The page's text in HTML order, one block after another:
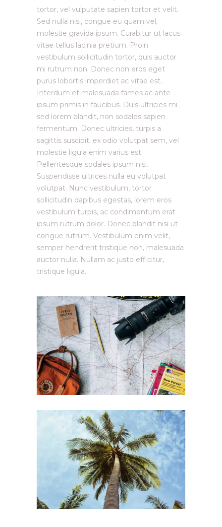
tortor, vel vulputate sapien tortor et velit.
Sed nulla nisi, congue eu quam vel,
molestie gravida ipsum. Curabitur ut lacus
vitae tellus lacinia pretium. Proin
vestibulum sollicitudin tortor, quis auctor
mi rutrum non. Donec non eros eget
purus lobortis imperdiet ac vitae est.
Interdum et malesuada fames ac ante
ipsum primis in faucibus. Duis ultricies mi
sed lorem blandit, non sodales sapien
fermentum. Donec ultricies, turpis a
sagittis suscipit, ex odio volutpat sem, vel
molestie ligula enim varius est.
Pellentesque sodales ipsum nisi.
Suspendisse ultrices nulla eu volutpat
volutpat. Nunc vestibulum, tortor
sollicitudin dapibus egestas, lorem eros
vestibulum turpis, ac condimentum erat
ipsum rutrum dolor. Donec blandit nisi ut
congue rutrum. Vestibulum enim velit,
semper hendrerit tristique non, malesuada
auctor nulla. Nullam ac justo efficitur,
tristique ligula.